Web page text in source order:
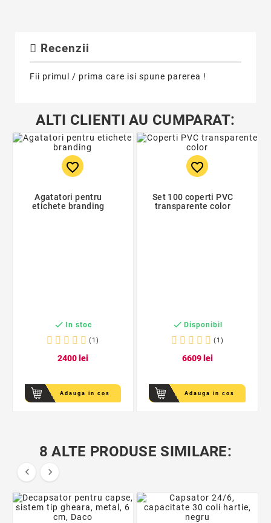
Recenzii
Fii primul / prima care isi spune parerea !
ALTI CLIENTI AU CUMPARAT:
favorite_border
Agatatori pentru
etichete branding
 In stoc
(1)
2400lei
Adauga in cos
favorite_border
Set 100 coperti PVC
transparente color
 Disponibil
(1)
6609lei
Adauga in cos
8 ALTE PRODUSE SIMILARE:
 